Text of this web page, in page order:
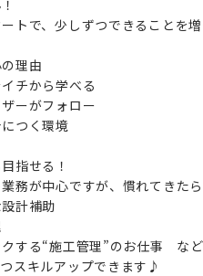
トで、少しずつできることを
理由
チから学べる
ーがフォロー
つく環境
指せる！
務が中心ですが、慣れてきた
計補助
クする“施工管理”のお仕事 など
スキルアップできます♪